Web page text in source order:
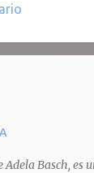
Basch, es